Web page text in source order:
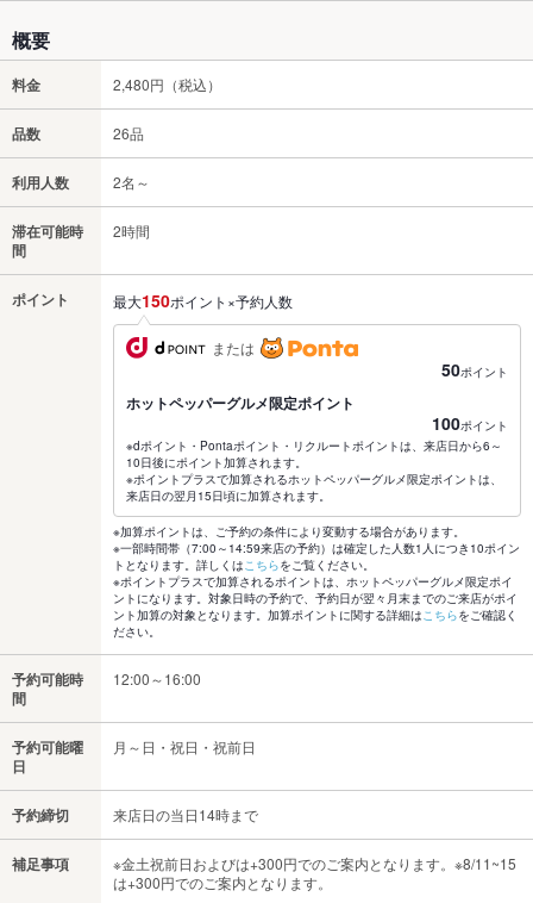
概要
料金 2,480円（税込）
品数 26品
利用人数 2名～
滞在可能時
間
2時間
ポイント 最大150ポイント×予約人数
または
50ポイント
ホットペッパーグルメ限定ポイント
100ポイント
※dポイント・Pontaポイント・リクルートポイントは、来店日から6～
10日後にポイント加算されます。
※ポイントプラスで加算されるホットペッパーグルメ限定ポイントは、
来店日の翌月15日頃に加算されます。
※加算ポイントは、ご予約の条件により変動する場合があります。
※一部時間帯（7:00～14:59来店の予約）は確定した人数1人につき10ポイン
トとなります。詳しくはこちらをご覧ください。
※ポイントプラスで加算されるポイントは、ホットペッパーグルメ限定ポイ
ントになります。対象日時の予約で、予約日が翌々月末までのご来店がポイ
ント加算の対象となります。加算ポイントに関する詳細はこちらをご確認く
ださい。
予約可能時
間
12:00～16:00
予約可能曜
日
月～日・祝日・祝前日
予約締切 来店日の当日14時まで
補足事項
※金土祝前日およびは+300円でのご案内となります。※8/11~15
は+300円でのご案内となります。